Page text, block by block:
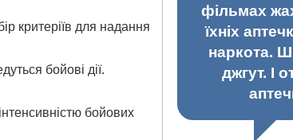
критеріїв для надання
бойові дії.
бойових
фільмах
їхніх
наркота.
джгут. І